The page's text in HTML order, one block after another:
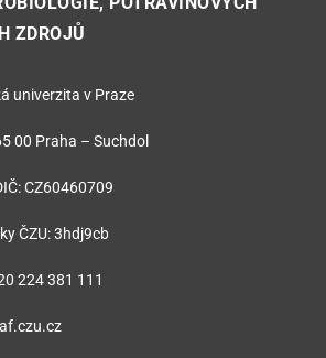
ZDROJŮ
univerzita v Praze
00 Praha – Suchdol
CZ60460709
ČZU: 3hdj9cb
224 381 111